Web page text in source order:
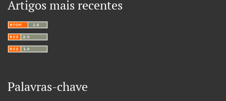
Artigos mais recentes
Palavras-chave